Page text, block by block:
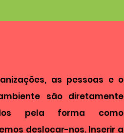
as pessoas e o
são diretamente
pela forma como
deslocar-nos. Inserir a